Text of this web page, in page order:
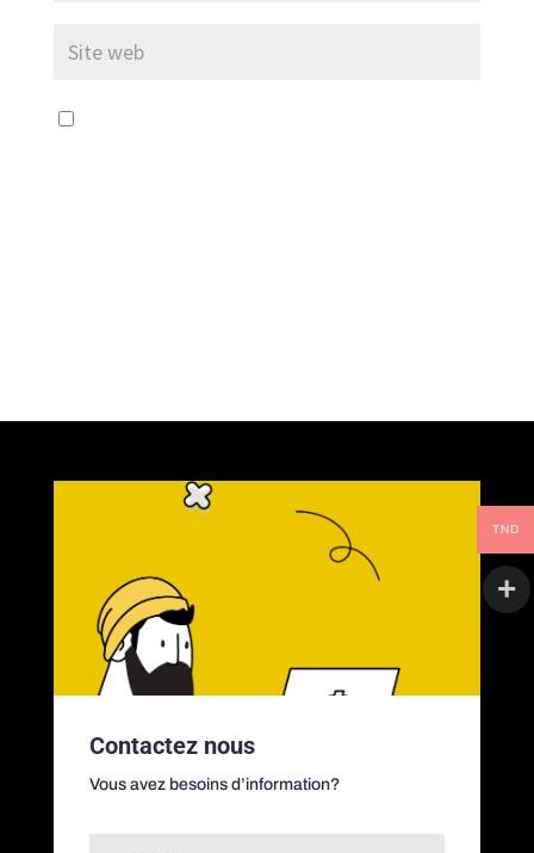
Contactez nous
Vous avez besoins d’information?
TND